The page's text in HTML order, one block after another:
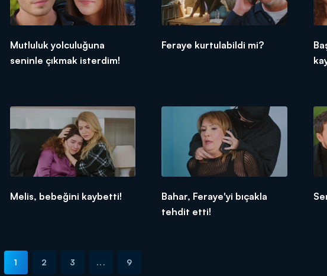
Mutluluk yolculuğuna
seninle çıkmak isterdim!
Feraye kurtulabildi mi?
Melis, bebeğini kaybetti!
Bahar, Feraye'yi bıçakla
tehdit etti!
1 2 3 ... 9